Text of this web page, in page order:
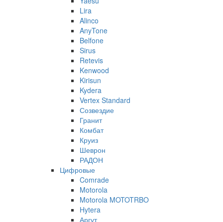
Lira
Alinco
AnyTone
Belfone
Sirus
Retevis
Kenwood
Kirisun
Kydera
Vertex Standard
Созвездие
Гранит
Комбат
Круиз
Шеврон
РАДОН
Цифровые
Comrade
Motorola
Motorola MOTOTRBO
Hytera
Аргут